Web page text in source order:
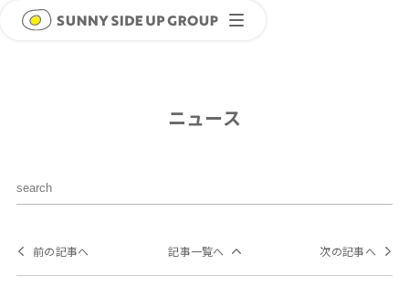
ニュース
前の記事へ 記事一覧へ 次の記事へ